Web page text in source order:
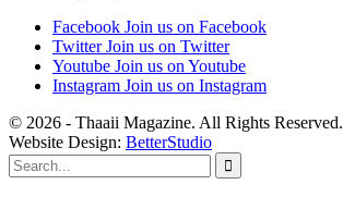
Facebook Join us on Facebook
Twitter Join us on Twitter
Youtube Join us on Youtube
Instagram Join us on Instagram
© 2026 - Thaaii Magazine. All Rights Reserved.
Website Design: BetterStudio